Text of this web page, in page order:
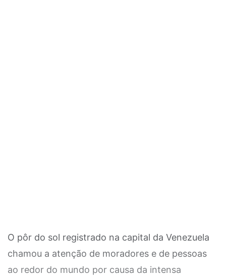
O pôr do sol registrado na capital da Venezuela
chamou a atenção de moradores e de pessoas
ao redor do mundo por causa da intensa